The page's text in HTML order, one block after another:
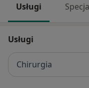
Usługi
Usługi
Chirurgia